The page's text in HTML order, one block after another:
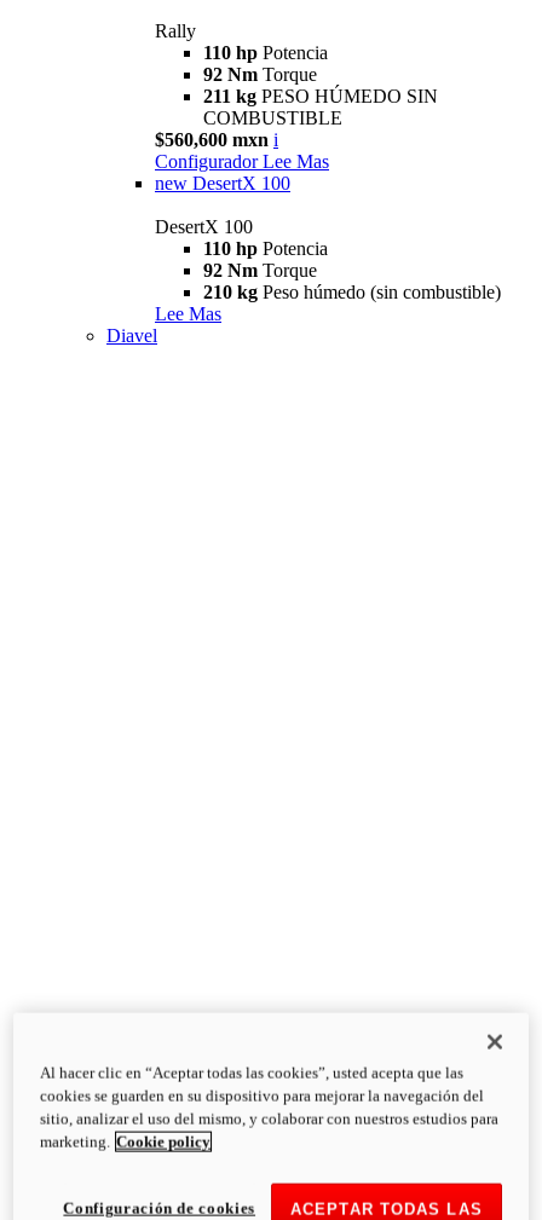
Rally
110 hp Potencia
92 Nm Torque
211 kg PESO HÚMEDO SIN
COMBUSTIBLE
$560,600 mxn i
Configurador Lee Mas
new DesertX 100
DesertX 100
110 hp Potencia
92 Nm Torque
210 kg Peso húmedo (sin combustible)
Lee Mas
Diavel
Diavel
V4
Diavel V4
126 NmTorque
223 kg
PESO HÚMEDO SIN
Al hacer clic en “Aceptar todas las cookies”, usted acepta que las
cookies se guarden en su dispositivo para mejorar la navegación del
sitio, analizar el uso del mismo, y colaborar con nuestros estudios para
marketing. Cookie policy
ACEPTAR TODAS LAS
Configuración de cookies